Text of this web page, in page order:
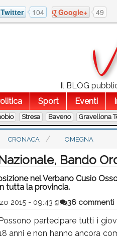
Twitter 104 Google+ 49
Il BLOG
Sport Eventi
Stresa Baveno Gravellona
CRONACA OMEGNA
Bando
nel Verbano Cusio
tutta la provincia.
2015 - 09:43 36 commenti
partecipare tutti i
anni e non hanno ancora